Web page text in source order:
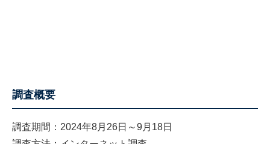
調査概要
調査期間：2024年8月26日～9月18日